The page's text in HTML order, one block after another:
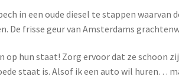
in een oude diesel te stappen
frisse geur van Amsterdams
hun staat! Zorg ervoor dat ze schoon
staat is. Alsof ik een auto wil huren…